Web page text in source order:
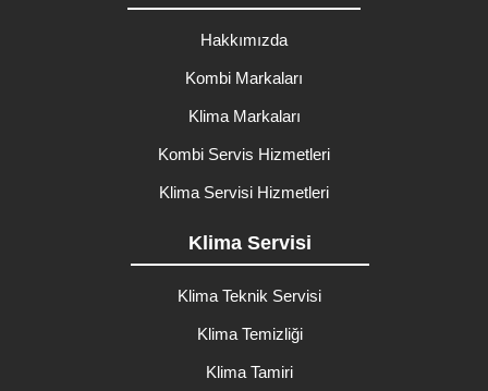
Hakkımızda
Kombi Markaları
Klima Markaları
Kombi Servis Hizmetleri
Klima Servisi Hizmetleri
Klima Servisi
Klima Teknik Servisi
Klima Temizliği
Klima Tamiri